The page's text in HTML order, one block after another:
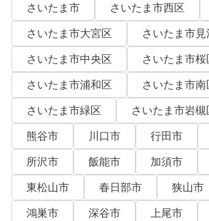
さいたま市 さいたま市西区
さいたま市大宮区
さいたま市見
さいたま市中央区
さいたま市桜
さいたま市浦和区
さいたま市南
さいたま市緑区
さいたま市岩槻
熊谷市
川口市 行田市
所沢市
飯能市 加須市
東松山市
春日部市 狭山市
鴻巣市
深谷市 上尾市